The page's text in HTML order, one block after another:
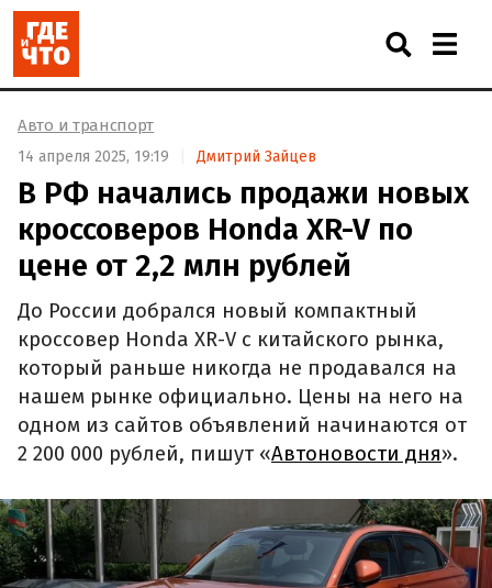
Авто и транспорт
14 апреля 2025, 19:19 Дмитрий Зайцев
В РФ начались продажи новых
кроссоверов Honda XR-V по
цене от 2,2 млн рублей
До России добрался новый компактный
кроссовер Honda XR-V с китайского рынка,
который раньше никогда не продавался на
нашем рынке официально. Цены на него на
одном из сайтов объявлений начинаются от
2 200 000 рублей, пишут «Автоновости дня».